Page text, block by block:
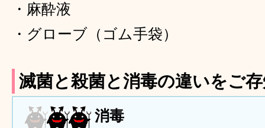
・麻酔液
・グローブ（ゴム手袋）
滅菌と殺菌と消毒の違いをご
消毒